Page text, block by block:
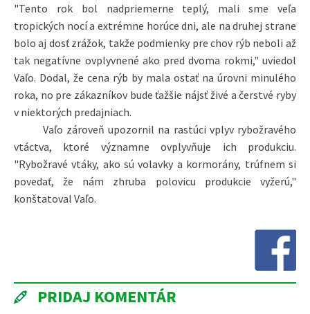
"Tento rok bol nadpriemerne teplý, mali sme veľa
tropických nocí a extrémne horúce dni, ale na druhej strane
bolo aj dosť zrážok, takže podmienky pre chov rýb neboli až
tak negatívne ovplyvnené ako pred dvoma rokmi," uviedol
Vaľo. Dodal, že cena rýb by mala ostať na úrovni minulého
roka, no pre zákazníkov bude ťažšie nájsť živé a čerstvé ryby
v niektorých predajniach.
Vaľo zároveň upozornil na rastúci vplyv rybožravého
vtáctva, ktoré významne ovplyvňuje ich produkciu.
"Rybožravé vtáky, ako sú volavky a kormorány, trúfnem si
povedať, že nám zhruba polovicu produkcie vyžerú,"
konštatoval Vaľo.
PRIDAJ KOMENTÁR